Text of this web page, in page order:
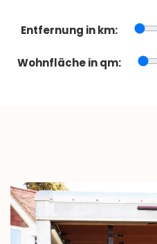
Entfernung in km:
Wohnfläche in qm: